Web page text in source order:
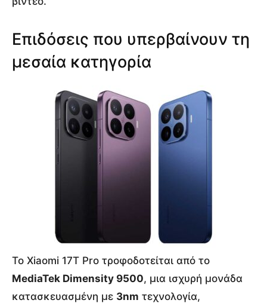
Επιδόσεις που υπερβαίνουν τη
μεσαία κατηγορία
Το Xiaomi 17T Pro τροφοδοτείται από το
MediaTek Dimensity 9500, μια ισχυρή μονάδα
κατασκευασμένη με 3nm τεχνολογία,